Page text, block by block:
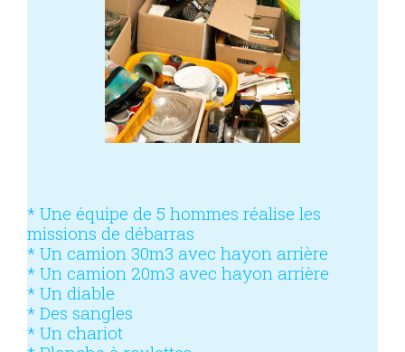
* Une équipe de 5 hommes réalise les
missions de débarras
* Un camion 30m3 avec hayon arrière
* Un camion 20m3 avec hayon arrière
* Un diable
* Des sangles
* Un chariot